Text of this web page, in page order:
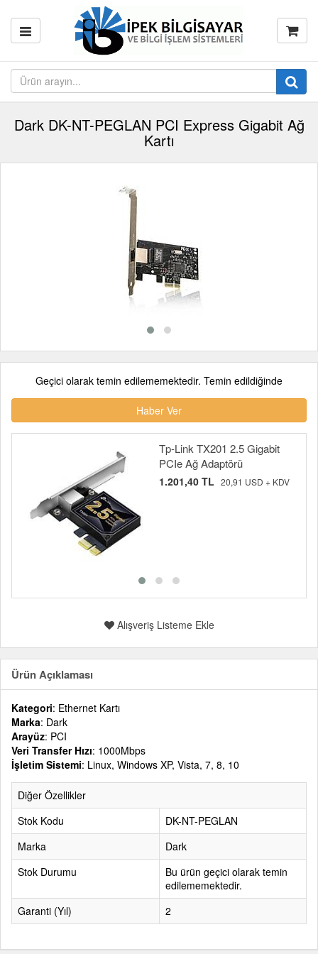
Dark DK-NT-PEGLAN PCI Express Gigabit Ağ
Kartı
Geçici olarak temin edilememektedir. Temin edildiğinde
Haber Ver
Tp-Link TX201 2.5 Gigabit
PCIe Ağ Adaptörü
1.201,40 TL 20,91 USD + KDV
Alışveriş Listeme Ekle
Ürün Açıklaması
Kategori: Ethernet Kartı
Marka: Dark
Arayüz: PCI
Veri Transfer Hızı: 1000Mbps
İşletim Sistemi: Linux, Windows XP, Vista, 7, 8, 10
Diğer Özellikler
Stok Kodu
DK-NT-PEGLAN
Marka
Dark
Stok Durumu
Bu ürün geçici olarak temin
edilememektedir.
Garanti (Yıl)
2